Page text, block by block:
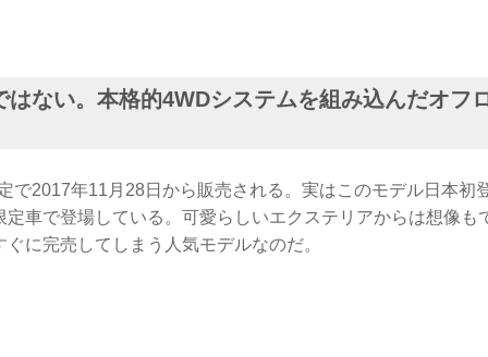
はない。本格的4WDシステムを組み込んだオフ
で2017年11月28日から販売される。実はこのモデル日本初
定車で登場している。可愛らしいエクステリアからは想像も
に完売してしまう人気モデルなのだ。